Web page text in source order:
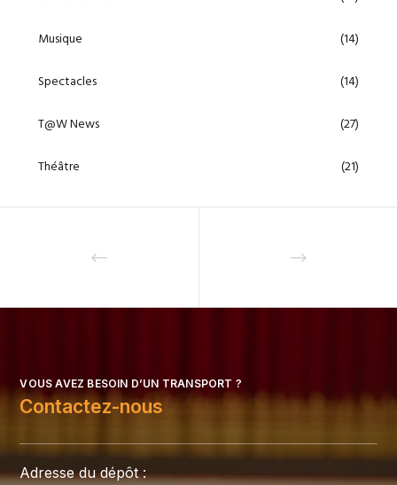
Musique (14)
Spectacles (14)
T@W News (27)
Théâtre (21)
VOUS AVEZ BESOIN D’UN TRANSPORT ?
Contactez-nous
Adresse du dépôt :